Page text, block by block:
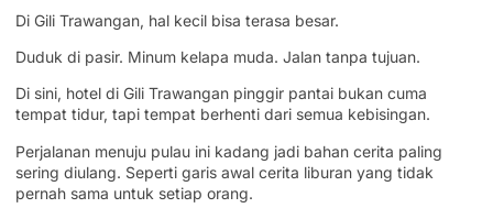
Di Gili Trawangan, hal kecil bisa terasa besar.
Duduk di pasir. Minum kelapa muda. Jalan tanpa tujuan.
Di sini, hotel di Gili Trawangan pinggir pantai bukan cuma
tempat tidur, tapi tempat berhenti dari semua kebisingan.
Perjalanan menuju pulau ini kadang jadi bahan cerita paling
sering diulang. Seperti garis awal cerita liburan yang tidak
pernah sama untuk setiap orang.